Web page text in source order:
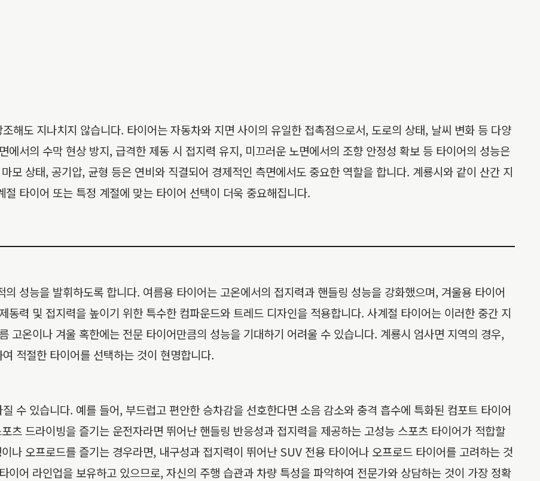
해도 지나치지 않습니다. 타이어는 자동차와 지면 사이의 유일한 접촉점으로서, 도로의 상태, 날씨 변화 등 다양
에서의 수막 현상 방지, 급격한 제동 시 접지력 유지, 미끄러운 노면에서의 조향 안정성 확보 등 타이어의 성능은
모 상태, 공기압, 균형 등은 연비와 직결되어 경제적인 측면에서도 중요한 역할을 합니다. 계룡시와 같이 산간 지
타이어 또는 특정 계절에 맞는 타이어 선택이 더욱 중요해집니다.
성능을 발휘하도록 합니다. 여름용 타이어는 고온에서의 접지력과 핸들링 성능을 강화했으며, 겨울용 타이어
동력 및 접지력을 높이기 위한 특수한 컴파운드와 트레드 디자인을 적용합니다. 사계절 타이어는 이러한 중간 지
고온이나 겨울 혹한에는 전문 타이어만큼의 성능을 기대하기 어려울 수 있습니다. 계룡시 엄사면 지역의 경우,
적절한 타이어를 선택하는 것이 현명합니다.
수 있습니다. 예를 들어, 부드럽고 편안한 승차감을 선호한다면 소음 감소와 충격 흡수에 특화된 컴포트 타이어
츠 드라이빙을 즐기는 운전자라면 뛰어난 핸들링 반응성과 접지력을 제공하는 고성능 스포츠 타이어가 적합할
나 오프로드를 즐기는 경우라면, 내구성과 접지력이 뛰어난 SUV 전용 타이어나 오프로드 타이어를 고려하는 것
이어 라인업을 보유하고 있으므로, 자신의 주행 습관과 차량 특성을 파악하여 전문가와 상담하는 것이 가장 정확